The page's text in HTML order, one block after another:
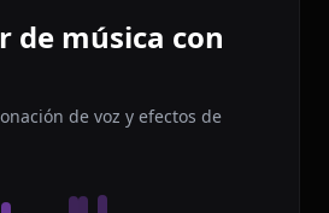
de música con
de voz y efectos de